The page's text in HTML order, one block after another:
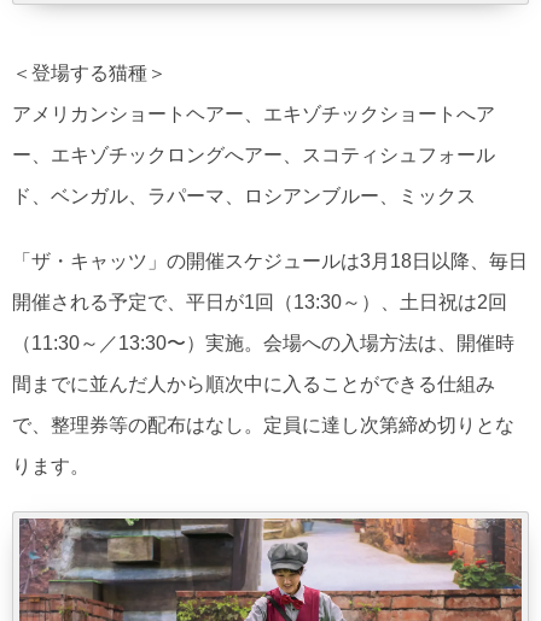
＜登場する猫種＞
アメリカンショートヘアー、エキゾチックショートへア
ー、エキゾチックロングへアー、スコティシュフォール
ド、ベンガル、ラパーマ、ロシアンブルー、ミックス
「ザ・キャッツ」の開催スケジュールは3月18日以降、毎日
開催される予定で、平日が1回（13:30～）、土日祝は2回
（11:30～／13:30〜）実施。会場への入場方法は、開催時
間までに並んだ人から順次中に入ることができる仕組み
で、整理券等の配布はなし。定員に達し次第締め切りとな
ります。